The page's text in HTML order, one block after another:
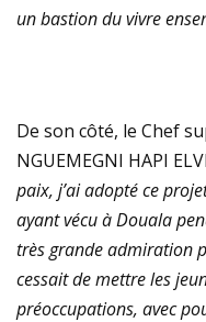
un bastion du vivre
De son côté, le Chef
NGUEMEGNI HAPI
paix, j’ai adopté ce
ayant vécu à Douala
très grande admiration
cessait de mettre les
préoccupations, avec